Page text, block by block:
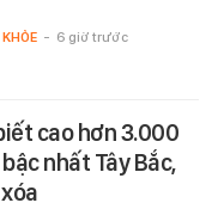
- 6 giờ trước
cao hơn 3.000
nhất Tây Bắc,